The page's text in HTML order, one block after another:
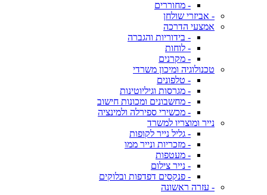
- מחוררים
- אביזרי שולחן
אמצעי הדרכה
- בידוריות והגברה
- לוחות
- מקרנים
טכנולוגיה ומיכון משרדי
- טלפונים
- מגרסות וגיליוטינות
- מחשבונים ומכונות חישוב
- מכשירי ספירלה ולמינציה
נייר ומוצריו למשרד
- גליל נייר לקופות
- מזכריות ונייר ממו
- מעטפות
- נייר צילום
- פנקסים דפדפות ובלוקים
- עזרה ראשונה